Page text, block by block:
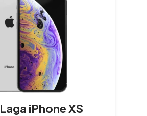
Laga iPhone XS